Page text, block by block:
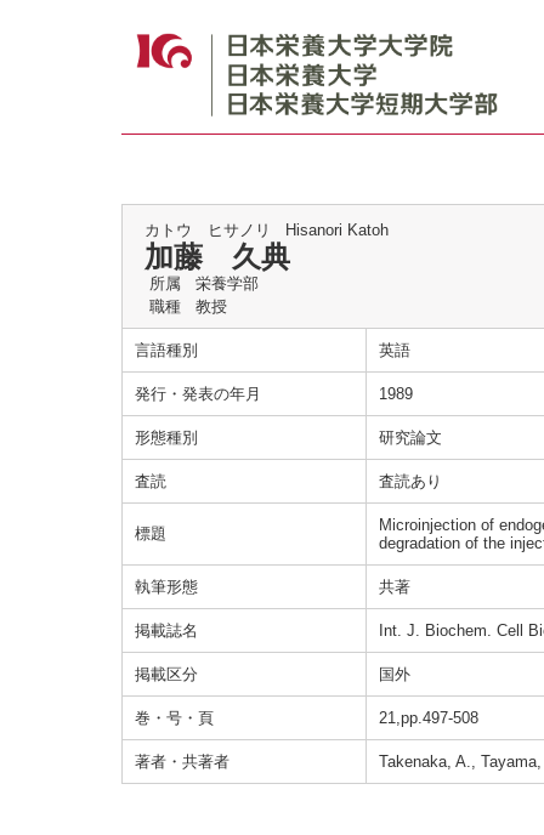
カトウ ヒサノリ Hisanori Katoh
加藤 久典
所属
栄養学部
職種
教授
言語種別 英語
発行・発表の年月 1989
形態種別 研究論文
査読 査読あり
標題
Microinjection of
degradation of the
執筆形態 共著
掲載誌名 Int. J. Biochem. Cell
掲載区分 国外
巻・号・頁 21,pp.497-508
著者・共著者 Takenaka, A.,